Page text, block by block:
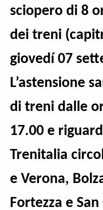
sciopero di 8
dei treni
giovedí 07
L’astensione
di treni dalle
17.00 e
Trenitalia
e Verona,
Fortezza e